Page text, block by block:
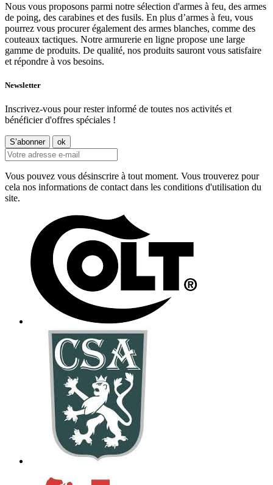
Nous vous proposons parmi notre sélection d'armes à feu, des armes
de poing, des carabines et des fusils. En plus d’armes à feu, vous
pourrez vous procurer également des armes blanches, comme des
couteaux tactiques. Notre armurerie en ligne propose une large
gamme de produits. De qualité, nos produits sauront vous satisfaire
et répondre à vos besoins.
Newsletter
Inscrivez-vous pour rester informé de toutes nos activités et
bénéficier d'offres spéciales !
Vous pouvez vous désinscrire à tout moment. Vous trouverez pour
cela nos informations de contact dans les conditions d'utilisation du
site.